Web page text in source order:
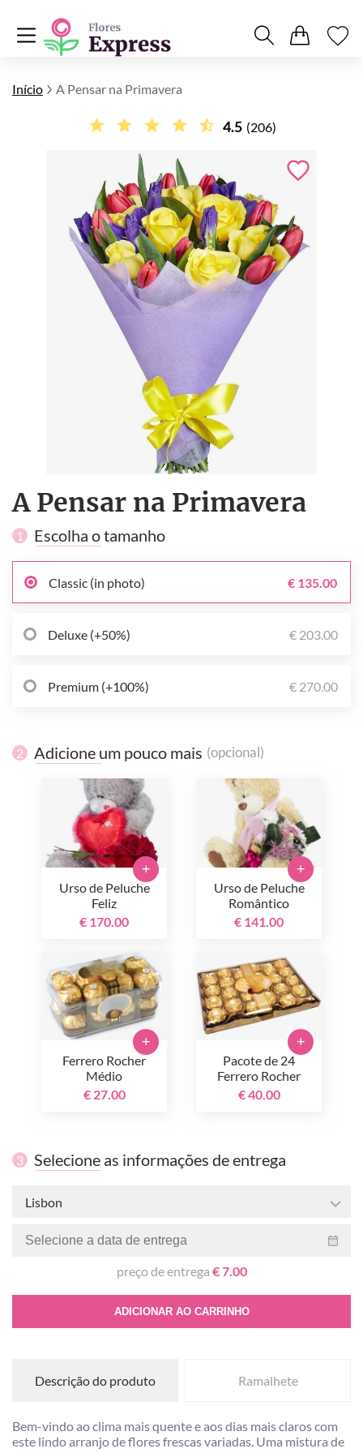
Início A Pensar na Primavera
4.5 (206)
A Pensar na Primavera
1 Escolha o tamanho
Classic (in photo) € 135.00
Deluxe (+50%) € 203.00
Premium (+100%) € 270.00
2 Adicione um pouco mais (opcional)
Urso de Peluche
Feliz
€ 170.00
+
Urso de Peluche
Romântico
€ 141.00
+
Ferrero Rocher
Médio
€ 27.00
+
Pacote de 24
Ferrero Rocher
€ 40.00
+
3 Selecione as informações de entrega
Lisbon
preço de entrega € 7.00
ADICIONAR AO CARRINHO
Descrição do produto Ramalhete
Bem-vindo ao clima mais quente e aos dias mais claros com
este lindo arranjo de flores frescas variadas. Uma mistura de